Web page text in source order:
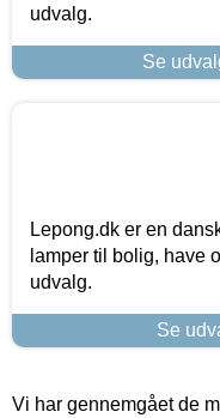
udvalg.
Se
Lepong.dk er en
lamper til bolig, have
udvalg.
Se
Vi har gennemgået de